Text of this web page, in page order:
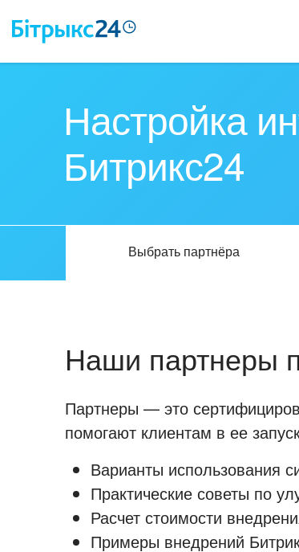
Настройка
Битрикс24
Выбрать партнёра
Наши партнеры
Партнеры — это
помогают клиентам в ее
Варианты использования
Практические советы по
Расчет стоимости
Примеры внедрений